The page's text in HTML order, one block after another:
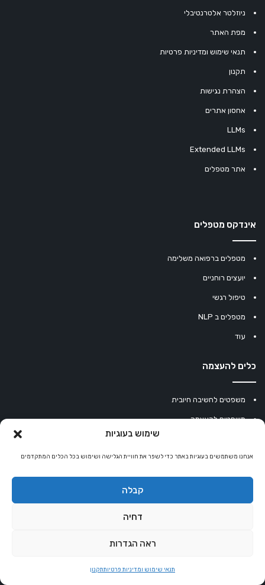
שימוש בעוגיות
אנחנו משתמשים בעוגיות באתר כדי לשפר את חוויית הגלישה ושימוש בכל הכלים המתקדמים
קבלה
דחיה
ראה הגדרות
תנאי שימוש ומדיניות פרטיותתקנון
ניוזלטר אלטרנטיבלי
מפת האתר
תנאי שימוש ומדיניות פרטיות
תקנון
הצהרת נגישות
אחסון אתרים
LLMs
Extended LLMs
אתר מטפלים
אינדקס מטפלים
מטפלים ברפואה משלימה
יועצים רוחניים
טיפול רגשי
מטפלים ב NLP
עוד
כלים להעצמה
משפטים לחשיבה חיובית
משפטים להעצמה
מחשבון נומרולוגיה
קריסטלים למזלות
© כל הזכויות שמורות 2026 |